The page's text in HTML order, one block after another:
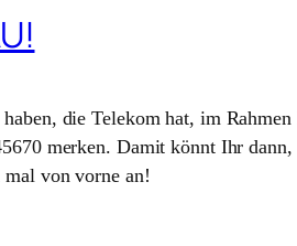
die Telekom hat, im
merken. Damit könnt Ihr
mal von vorne an!